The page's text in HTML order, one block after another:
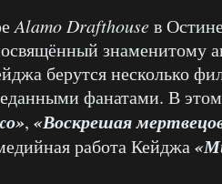
Alamo Drafthouseв
знаменитому
берутся несколько
фанатами. В
, «Воскрешая
работа Кейджа